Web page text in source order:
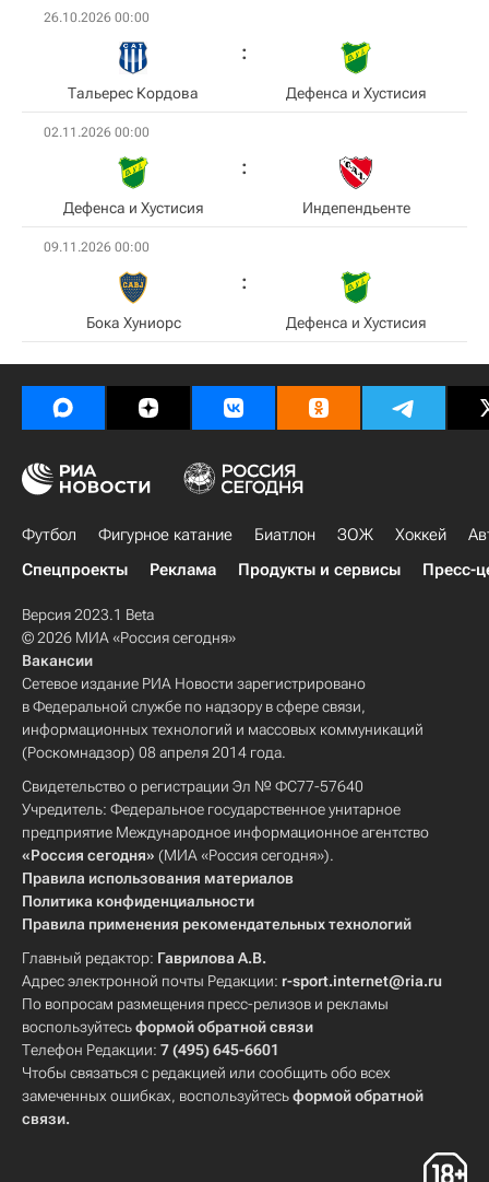
26.10.2026 00:00
Тальерес Кордова Дефенса и Хустисия
02.11.2026 00:00
Дефенса и Хустисия Индепендьенте
09.11.2026 00:00
Бока Хуниорс Дефенса и Хустисия
Футбол Фигурное катание Биатлон ЗОЖ Хоккей
Спецпроекты
Реклама Продукты и сервисы Пресс-
Версия 2023.1 Beta
© 2026 МИА «Россия сегодня»
Вакансии
Сетевое издание РИА Новости зарегистрировано
в Федеральной службе по надзору в сфере связи,
информационных технологий и массовых коммуникаций
(Роскомнадзор) 08 апреля 2014 года.
Свидетельство о регистрации Эл № ФС77-57640
Учредитель: Федеральное государственное унитарное
предприятие Международное информационное агентство
«Россия сегодня» (МИА «Россия сегодня»).
Правила использования материалов
Политика конфиденциальности
Правила применения рекомендательных технологий
Главный редактор: Гаврилова А.В.
Адрес электронной почты Редакции: r-sport.internet@ria.ru
По вопросам размещения пресс-релизов и рекламы
воспользуйтесьформой обратной связи
Телефон Редакции: 7 (495) 645-6601
Чтобы связаться с редакцией или сообщить обо всех
замеченных ошибках, воспользуйтесьформой обратной
связи.